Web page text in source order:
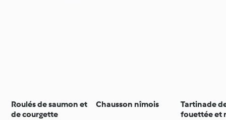
Roulés de saumon et
de courgette
Chausson nîmois
Tartinade
fouettée et